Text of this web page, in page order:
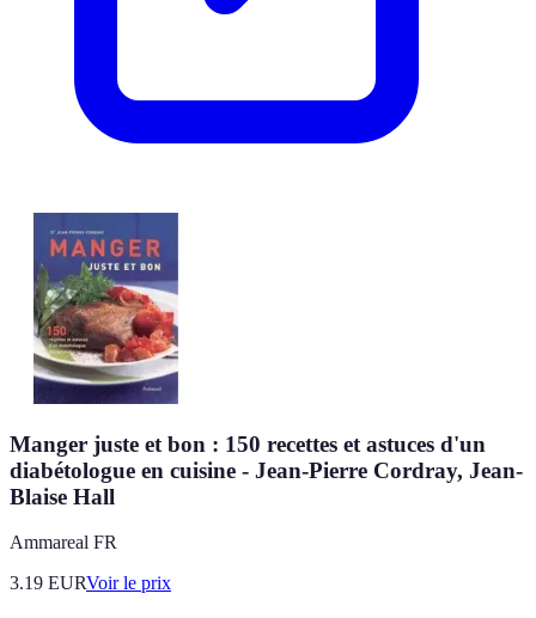
Manger juste et bon : 150 recettes et astuces d'un
diabétologue en cuisine - Jean-Pierre Cordray, Jean-
Blaise Hall
Ammareal FR
3.19 EURVoir le prix